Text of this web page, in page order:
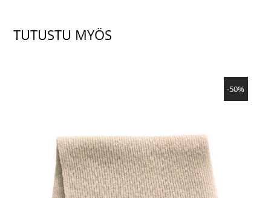
TUTUSTU MYÖS
-50%